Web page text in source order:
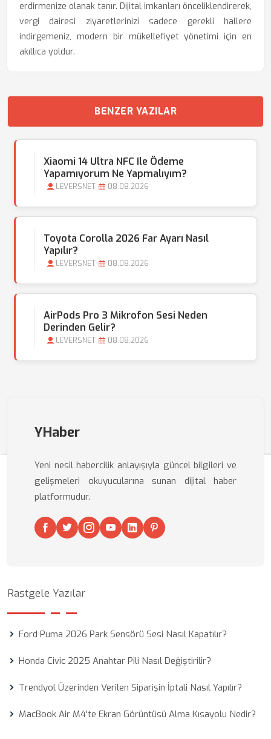
erdirmenize olanak tanır. Dijital imkanları önceliklendirerek,
vergi dairesi ziyaretlerinizi sadece gerekli hallere
indirgemeniz, modern bir mükellefiyet yönetimi için en
akıllıca yoldur.
BENZER YAZILAR
Xiaomi 14 Ultra NFC Ile Ödeme
Yapamıyorum Ne Yapmalıyım?
LEVERSNET 08.08.2026
Toyota Corolla 2026 Far Ayarı Nasıl
Yapılır?
LEVERSNET 08.08.2026
AirPods Pro 3 Mikrofon Sesi Neden
Derinden Gelir?
LEVERSNET 08.08.2026
YHaber
Yeni nesil habercilik anlayışıyla güncel bilgileri ve
gelişmeleri okuyucularına sunan dijital haber
platformudur.
Rastgele Yazılar
Ford Puma 2026 Park Sensörü Sesi Nasıl Kapatılır?
Honda Civic 2025 Anahtar Pili Nasıl Değiştirilir?
Trendyol Üzerinden Verilen Siparişin İptali Nasıl Yapılır?
MacBook Air M4'te Ekran Görüntüsü Alma Kısayolu Nedir?